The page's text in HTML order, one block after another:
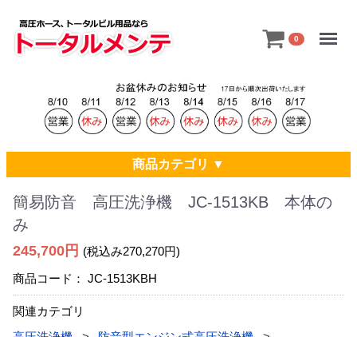
0
商品カテゴリ ▼
簡易防音 高圧洗浄機 JC-1513KB 本体の
み
245,700円 (税込み270,270円)
商品コード： JC-1513KBH
関連カテゴリ